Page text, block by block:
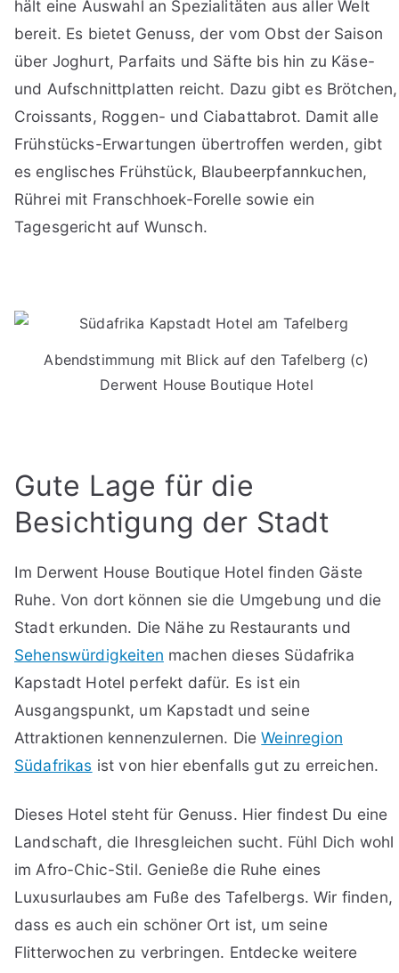
hält eine Auswahl an Spezialitäten aus aller Welt
bereit. Es bietet Genuss, der vom Obst der Saison
über Joghurt, Parfaits und Säfte bis hin zu Käse-
und Aufschnittplatten reicht. Dazu gibt es Brötchen,
Croissants, Roggen- und Ciabattabrot. Damit alle
Frühstücks-Erwartungen übertroffen werden, gibt
es englisches Frühstück, Blaubeerpfannkuchen,
Rührei mit Franschhoek-Forelle sowie ein
Tagesgericht auf Wunsch.
Abendstimmung mit Blick auf den Tafelberg (c)
Derwent House Boutique Hotel
Gute Lage für die
Besichtigung der Stadt
Im Derwent House Boutique Hotel finden Gäste
Ruhe. Von dort können sie die Umgebung und die
Stadt erkunden. Die Nähe zu Restaurants und
Sehenswürdigkeiten machen dieses Südafrika
Kapstadt Hotel perfekt dafür. Es ist ein
Ausgangspunkt, um Kapstadt und seine
Attraktionen kennenzulernen. DieWeinregion
Südafrikas ist von hier ebenfalls gut zu erreichen.
Dieses Hotel steht für Genuss. Hier findest Du eine
Landschaft, die Ihresgleichen sucht. Fühl Dich wohl
im Afro-Chic-Stil. Genieße die Ruhe eines
Luxusurlaubes am Fuße des Tafelbergs. Wir finden,
dass es auch ein schöner Ort ist, um seine
Flitterwochen zu verbringen. Entdecke weitere